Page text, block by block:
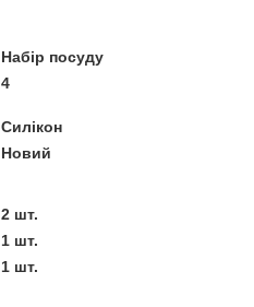
Набір посуду
4
Силікон
Новий
2 шт.
1 шт.
1 шт.